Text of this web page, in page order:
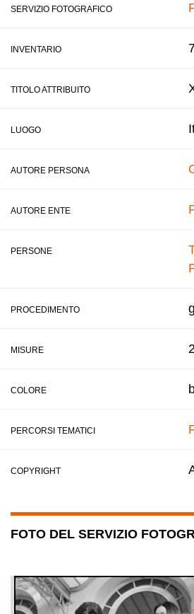
SERVIZIO FOTOGRAFICO
INVENTARIO
TITOLO ATTRIBUITO
LUOGO
AUTORE PERSONA
AUTORE ENTE
PERSONE
PROCEDIMENTO
MISURE
COLORE
PERCORSI TEMATICI
COPYRIGHT
FOTO DEL SERVIZIO